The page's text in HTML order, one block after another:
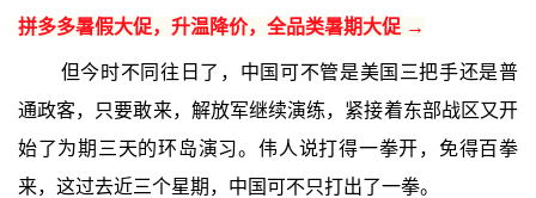
拼多多暑假大促，升温降价，全品类暑期大促 →
但今时不同往日了，中国可不管是美国三把手还是普
通政客，只要敢来，解放军继续演练，紧接着东部战区又开
始了为期三天的环岛演习。伟人说打得一拳开，免得百拳
来，这过去近三个星期，中国可不只打出了一拳。